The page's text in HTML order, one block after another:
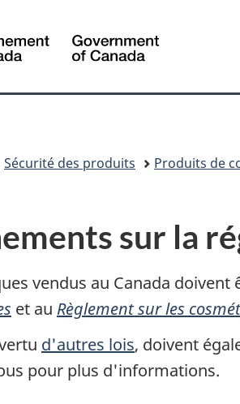
Canada
Sécurité des produits Produits de
sur la
vendus au Canada
et au Règlement sur les
d'autres lois, doivent
pour plus d'informations.